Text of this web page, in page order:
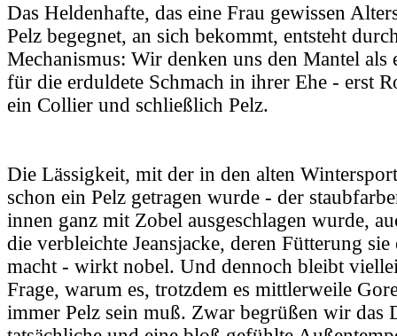
Das Heldenhafte, das eine Frau gewissen
Pelz begegnet, an sich bekommt, entsteht
Mechanismus: Wir denken uns den Mantel als
für die erduldete Schmach in ihrer Ehe - erst
ein Collier und schließlich Pelz.
Die Lässigkeit, mit der in den alten
schon ein Pelz getragen wurde - der
innen ganz mit Zobel ausgeschlagen wurde,
die verbleichte Jeansjacke, deren Fütterung
macht - wirkt nobel. Und dennoch bleibt
Frage, warum es, trotzdem es mittlerweile
immer Pelz sein muß. Zwar begrüßen wir das